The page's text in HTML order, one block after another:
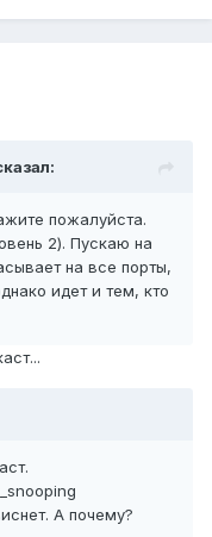
пожалуйста.
2). Пускаю на
на все порты,
идет и тем, кто
А почему?